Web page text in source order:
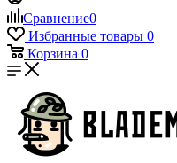
Сравнение0
Избранные товары 0
Корзина 0